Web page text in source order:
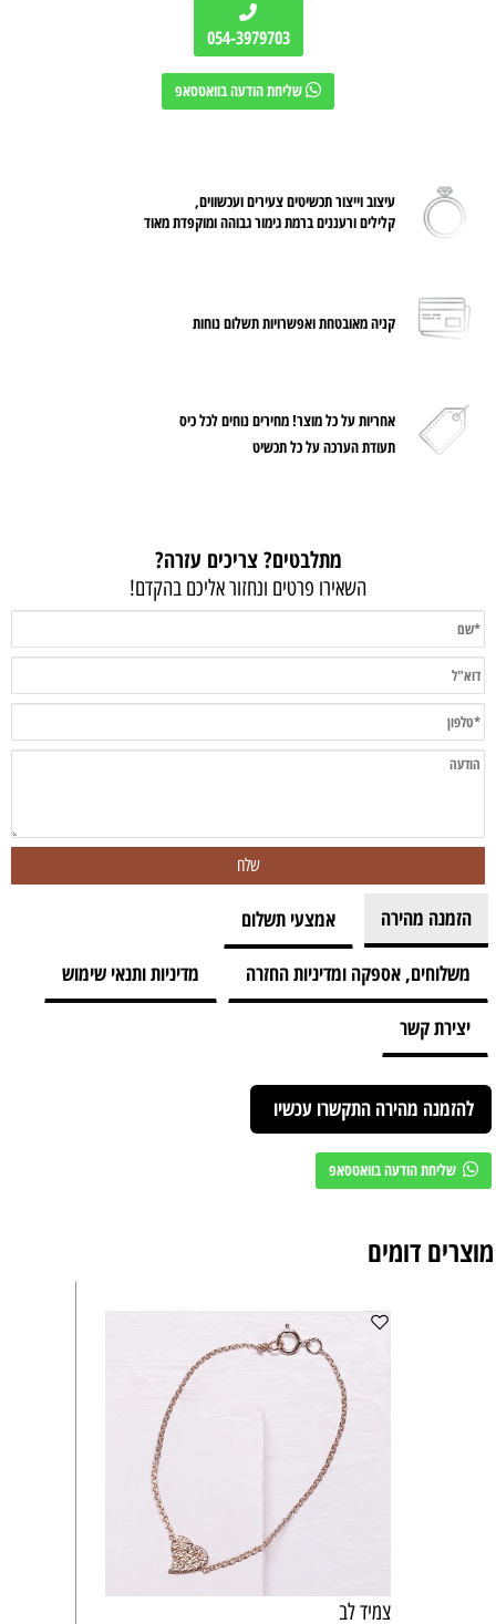
054-3979703
שליחת הודעה בוואטסאפ
עיצוב וייצור תכשיטים צעירים ועכשווים,
קלילים ורעננים ברמת גימור גבוהה ומוקפדת מאוד
קניה מאובטחת ואפשרויות תשלום נוחות
אחריות עלכל מוצר! מחירים נוחים לכל כיס
תעודת הערכה על כל תכשיט
מתלבטים? צריכים עזרה?
השאירו פרטים ונחזור אליכם בהקדם!
הזמנה מהירה אמצעי תשלום
משלוחים, אספקה ומדיניות החזרה מדיניות ותנאי שימוש
יצירת קשר
להזמנה מהירה התקשרו עכשיו
שליחת הודעה בוואטסאפ
מוצרים דומים
צמיד לב